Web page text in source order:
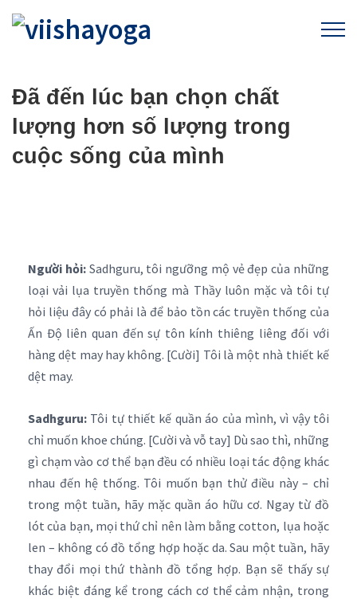
Đã đến lúc bạn chọn chất
lượng hơn số lượng trong
cuộc sống của mình
Người hỏi:Sadhguru, tôi ngưỡng mộ vẻ đẹp của những
loại vải lụa truyền thống mà Thầy luôn mặc và tôi tự
hỏi liệu đây có phải là để bảo tồn các truyền thống của
Ấn Độ liên quan đến sự tôn kính thiêng liêng đối với
hàng dệt may hay không. [Cười] Tôi là một nhà thiết kế
dệt may.
Sadhguru: Tôi tự thiết kế quần áo của mình, vì vậy tôi
chỉ muốn khoe chúng. [Cười và vỗ tay] Dù sao thì, những
gì chạm vào cơ thể bạn đều có nhiều loại tác động khác
nhau đến hệ thống. Tôi muốn bạn thử điều này – chỉ
trong một tuần, hãy mặc quần áo hữu cơ. Ngay từ đồ
lót của bạn, mọi thứ chỉ nên làm bằng cotton, lụa hoặc
len – không có đồ tổng hợp hoặc da. Sau một tuần, hãy
thay đổi mọi thứ thành đồ tổng hợp. Bạn sẽ thấy sự
khác biệt đáng kể trong cách cơ thể cảm nhận, trong